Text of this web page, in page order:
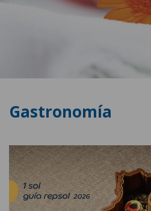
Gastronomía